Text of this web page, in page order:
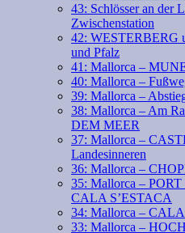
43: Schlösser an der
Zwischenstation
42: WESTERBERG
und Pfalz
41: Mallorca –
40: Mallorca –
39: Mallorca –
38: Mallorca – Am
DEM MEER
37: Mallorca –
Landesinneren
36: Mallorca –
35: Mallorca –
CALA S’ESTACA
34: Mallorca –
33: Mallorca –